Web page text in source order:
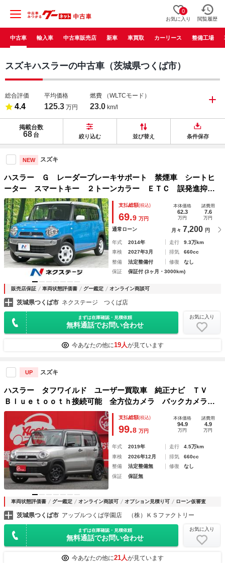
0
お気に入り 閲覧履歴
中古車 輸入車 中古車販売店 新車 車買取 カーリース 整備工場
スズキハスラーの中古車（茨城県つくば市）
総合評価
4.4
平均価格
125.3 万円
燃費 （WLTCモード）
23.0 km/l
掲載台数
68 台 絞り込む 並び替え 条件保存
NEW スズキ
ハスラー Ｇ レーダーブレーキサポート 禁煙車 シートヒ
ーター スマートキー ２トーンカラー ＥＴＣ 誤発進抑制
機能 オートエアコン ＣＤ再生 電動格納ミラー アイドリ
ングストップ ベンチシート バニティミラー
支払総額(税込)
69.9 万円
本体価格
62.3
万円
諸費用
7.6
万円
通常ローン 月々 7,200 円
年式 2014年 走行
9.3万km
車検
2027年3月 排気
660cc
整備
法定整備付 修復
なし
保証
保証付 (3ヶ月・3000km)
販売店保証 車両状態評価書 グー鑑定 オンライン商談可
茨城県つくば市 ネクステージ つくば店
まずは在庫確認・見積依頼
無料通話でお問い合わせ
お気に入り
今あなたの他に19人が見ています
UP スズキ
ハスラー タフワイルド ユーザー買取車 純正ナビ ＴＶ
Ｂｌｕｅｔｏｏｔｈ接続可能 全方位カメラ バックカメラ
サイドカメラ ＥＴＣ シートヒーター プッシュスタート
スマートキー
支払総額(税込)
99.8 万円
本体価格
94.9
万円
諸費用
4.9
万円
年式 2019年 走行
4.5万km
車検
2026年12月 排気
660cc
整備
法定整備無 修復
なし
保証
保証無
車両状態評価書 グー鑑定 オンライン商談可 オプション見積り可 ローン仮審査
茨城県つくば市 アップルつくば学園店 （株）ＫＳファクトリー
まずは在庫確認・見積依頼
無料通話でお問い合わせ
お気に入り
今あなたの他に21人が見ています